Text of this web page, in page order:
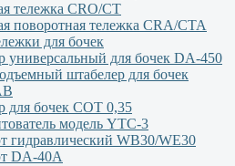
тележка CRO/CT
поворотная тележка CRA/CTA
для бочек
универсальный для бочек DA-450
штабелер для бочек
для бочек СОТ 0,35
модель YTC-3
гидравлический WB30/WE30
DA-40A